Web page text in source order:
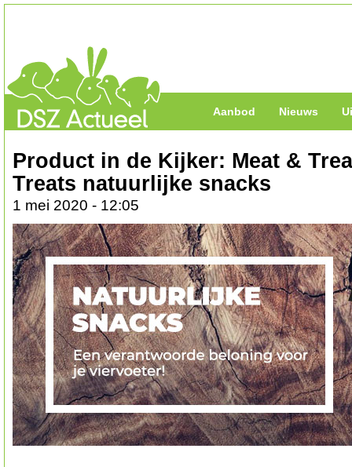
Aanbod Nieuws
Product in de Kijker: Meat &
Treats natuurlijke snacks
1 mei 2020 - 12:05